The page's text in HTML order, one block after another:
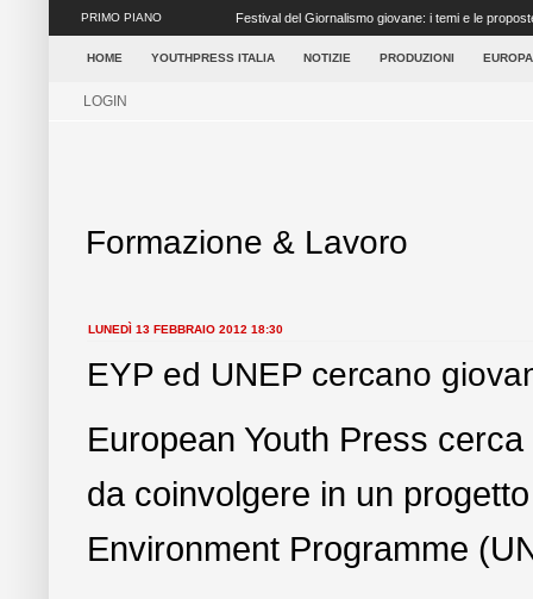
PRIMO PIANO Festival del Giornalismo giovane: i temi e le
concretezza ai tanti elementi ...
HOME YOUTHPRESS ITALIA NOTIZIE PRODUZIONI
LOGIN
Formazione & Lavoro
LUNEDÌ 13 FEBBRAIO 2012 18:30
EYP ed UNEP cercano
European Youth Press
da coinvolgere in un
Environment Programme